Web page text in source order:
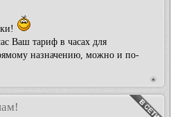
Ваш тариф в часах для
назначению, можно и по-